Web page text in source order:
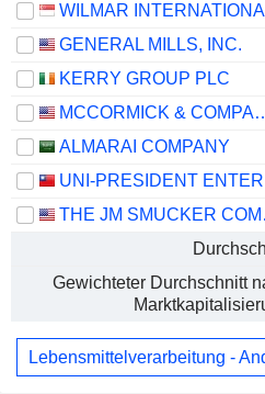
GENERAL MILLS, INC.
KERRY GROUP PLC
MCCORMICK &
ALMARAI COMPANY
Gewichteter Durchschnitt
Lebensmittelverarbeitung -